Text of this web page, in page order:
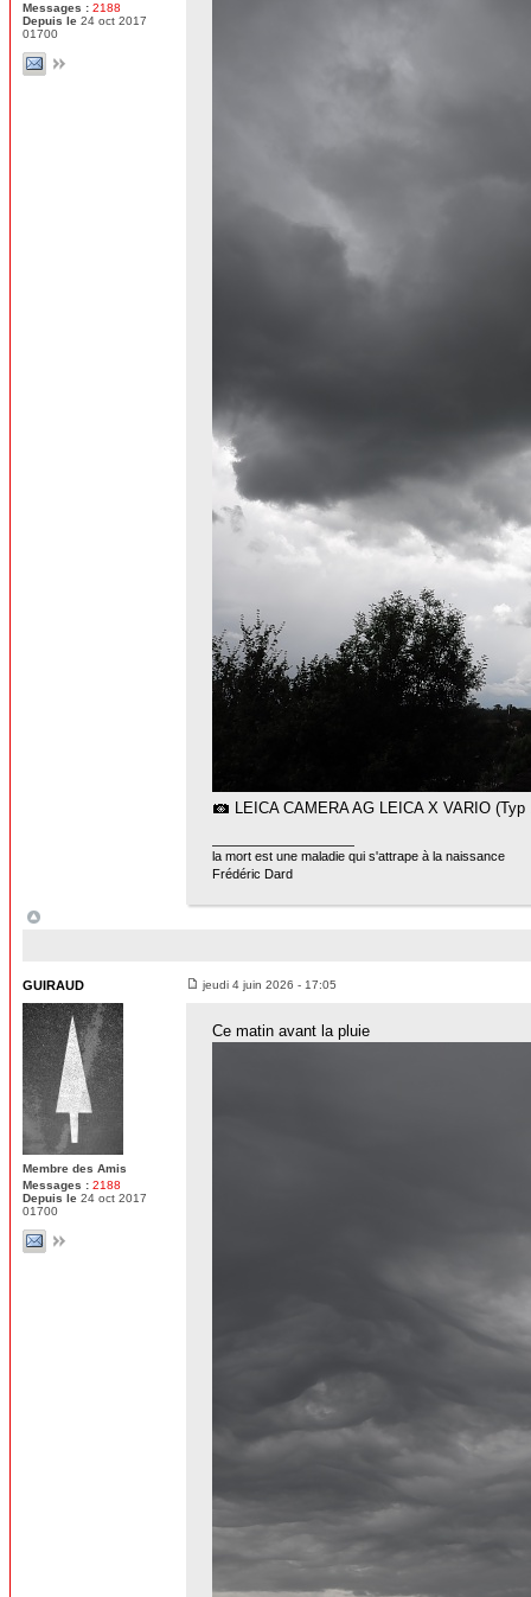
Messages : 2188
Depuis le 24 oct 2017
01700
LEICA CAMERA AG LEICA X VARIO (Typ
la mort est une maladie qui s'attrape à la naissance
Frédéric Dard
GUIRAUD jeudi 4 juin 2026 - 17:05
Membre des Amis
Messages : 2188
Depuis le 24 oct 2017
01700
Ce matin avant la pluie